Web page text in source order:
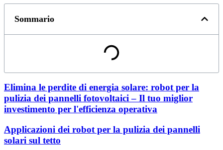
Sommario
Elimina le perdite di energia solare: robot per la
pulizia dei pannelli fotovoltaici – Il tuo miglior
investimento per l'efficienza operativa
Applicazioni dei robot per la pulizia dei pannelli
solari sul tetto